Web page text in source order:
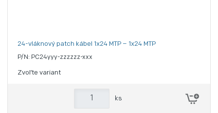
24-vláknový patch kábel 1x24 MTP – 1x24 MTP
P/N: PC24yyy-zzzzzz-xxx
Zvoľte variant
ks